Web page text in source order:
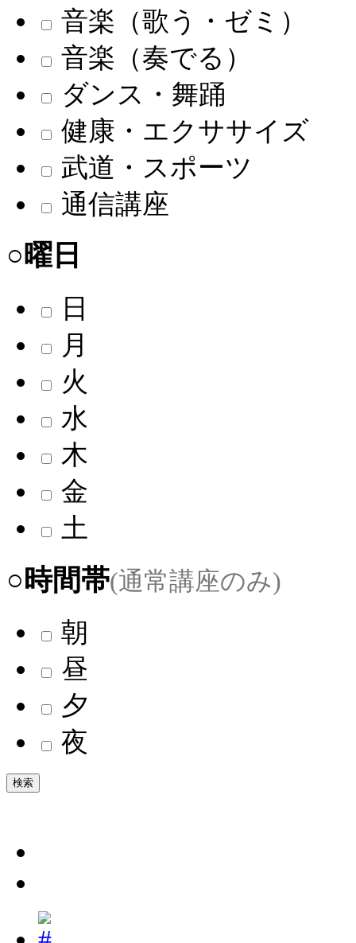
音楽（歌う・ゼミ）
音楽（奏でる）
ダンス・舞踊
健康・エクササイズ
武道・スポーツ
通信講座
○曜日
日
月
火
水
木
金
土
○時間帯(通常講座のみ)
朝
昼
夕
夜
検索